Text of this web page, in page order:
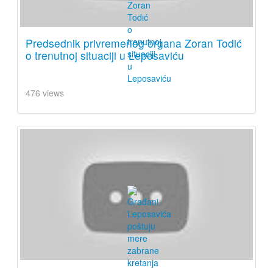
Predsednik privremenog organa Zoran Todić
o trenutnoj situaciji u Leposaviću
476 views